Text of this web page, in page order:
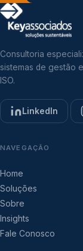
Consultoria
sistemas de gestão
ISO.
LinkedIn
NAVEGAÇÃO
Home
Soluções
Sobre
Insights
Fale Conosco